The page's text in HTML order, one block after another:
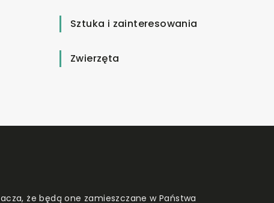
Sztuka i zainteresowania
Zwierzęta
że będą one zamieszczane w Państwa